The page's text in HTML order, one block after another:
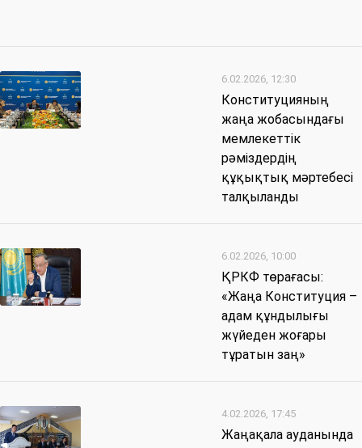
6.02.2026, 12:30
Конституцияның
жаңа жобасындағы
мемлекеттік
рәміздердің
құқықтық мәртебесі
талқыланды
6.02.2026, 10:00
ҚРКФ төрағасы:
«Жаңа Конституция –
адам құндылығы
жүйеден жоғары
тұратын заң»
4.02.2026, 17:45
Жаңақала ауданында